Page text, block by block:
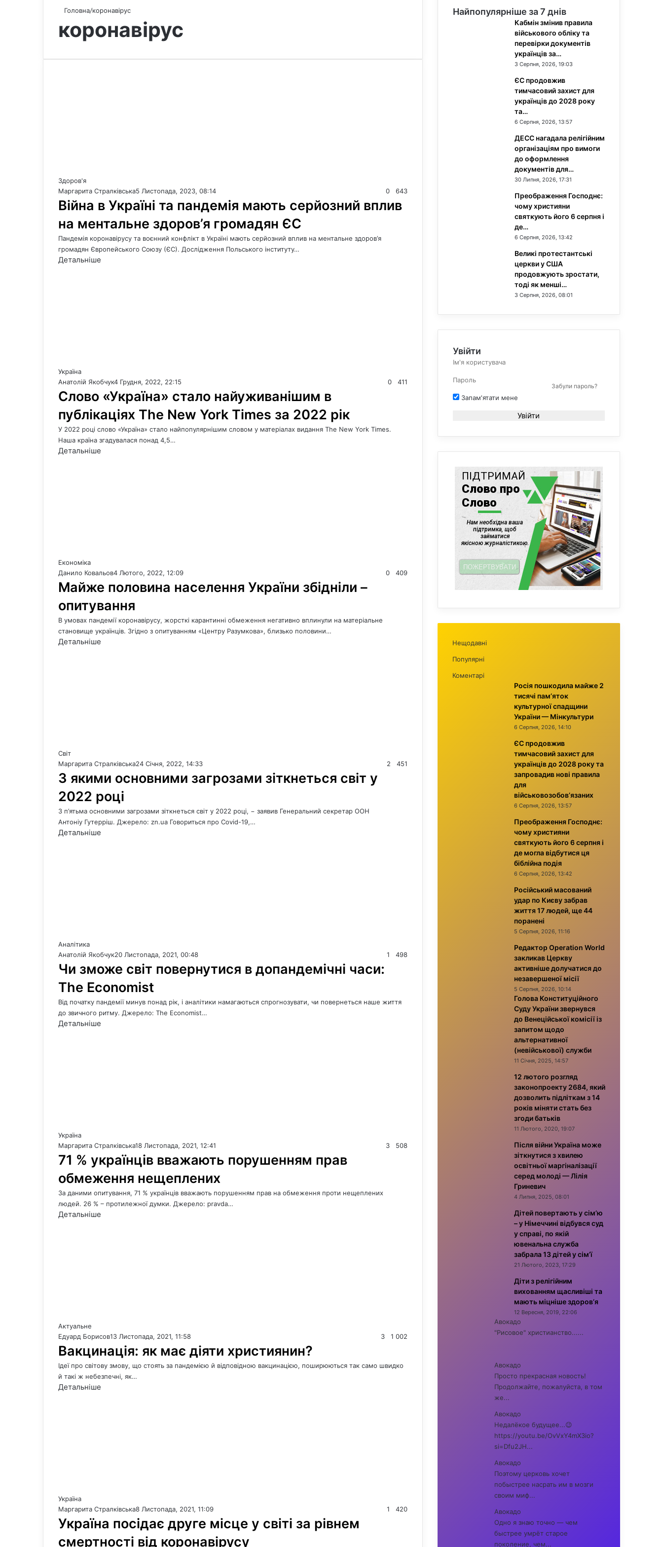
Головна/коронавірус
коронавірус
Здоров'я
Маргарита Стралківська5 Листопада, 2023, 08:14 0 643
Війна в Україні та пандемія мають серйозний вплив
на ментальне здоров’я громадян ЄС
Пандемія коронавірусу та воєнний конфлікт в Україні мають серйозний вплив на ментальне здоров’я
громадян Європейського Союзу (ЄС). Дослідження Польського інституту…
Детальніше
Україна
Анатолій Якобчук4 Грудня, 2022, 22:15 0 411
Слово «Україна» стало найуживанішим в
публікаціях The New York Times за 2022 рік
У 2022 році слово «Україна» стало найпопулярнішим словом у матеріалах видання The New York Times.
Наша країна згадувалася понад 4,5…
Детальніше
Економіка
Данило Ковальов4 Лютого, 2022, 12:09 0 409
Майже половина населення України збідніли –
опитування
В умовах пандемії коронавірусу, жорсткі карантинні обмеження негативно вплинули на матеріальне
становище українців. Згідно з опитуванням «Центру Разумкова», близько половини…
Детальніше
Світ
Маргарита Стралківська24 Січня, 2022, 14:33 2 451
З якими основними загрозами зіткнеться світ у
2022 році
З п’ятьма основними загрозами зіткнеться світ у 2022 році, − заявив Генеральний секретар ООН
Антоніу Гутерріш. Джерело: zn.ua Говориться про Covid-19,…
Детальніше
Аналітика
Анатолій Якобчук20 Листопада, 2021, 00:48 1 498
Чи зможе світ повернутися в допандемічні часи:
The Economist
Від початку пандемії минув понад рік, і аналітики намагаються спрогнозувати, чи повернеться наше життя
до звичного ритму. Джерело: The Economist…
Детальніше
Україна
Маргарита Стралківська18 Листопада, 2021, 12:41 3 508
71 % українців вважають порушенням прав
обмеження нещеплених
За даними опитування, 71 % українців вважають порушенням прав на обмеження проти нещеплених
людей. 26 % – протилежної думки. Джерело: pravda…
Детальніше
Актуальне
Едуард Борисов13 Листопада, 2021, 11:58 3 1 002
Вакцинація: як має діяти християнин?
Ідеї про світову змову, що стоять за пандемією й відповідною вакцинацією, поширюються так само швидко
й такі ж небезпечні, як…
Детальніше
Україна
Маргарита Стралківська8 Листопада, 2021, 11:09 1 420
Україна посідає друге місце у світі за рівнем
смертності від коронавірусу
Найпопулярніше за 7 днів
Кабмін змінив правила
військового обліку та
перевірки документів
українців за…
3 Серпня, 2026, 19:03
ЄС продовжив
тимчасовий захист для
українців до 2028 року
та…
6 Серпня, 2026, 13:57
ДЕСС нагадала релігійним
організаціям про вимоги
до оформлення
документів для…
30 Липня, 2026, 17:31
Преображення Господнє:
чому християни
святкують його 6 серпня і
де…
6 Серпня, 2026, 13:42
Великі протестантські
церкви у США
продовжують зростати,
тоді як менші…
3 Серпня, 2026, 08:01
Увійти
Забули пароль?
Запам'ятати мене
Увійти
Нещодавні
Популярні
Коментарі
Росія пошкодила майже 2
тисячі пам’яток
культурної спадщини
України — Мінкультури
6 Серпня, 2026, 14:10
ЄС продовжив
тимчасовий захист для
українців до 2028 року та
запровадив нові правила
для
військовозобов’язаних
6 Серпня, 2026, 13:57
Преображення Господнє:
чому християни
святкують його 6 серпня і
де могла відбутися ця
біблійна подія
6 Серпня, 2026, 13:42
Російський масований
удар по Києву забрав
життя 17 людей, ще 44
поранені
5 Серпня, 2026, 11:16
Редактор Operation World
закликав Церкву
активніше долучатися до
незавершеної місії
5 Серпня, 2026, 10:14
Голова Конституційного
Суду України звернувся
до Венеційської комісії із
запитом щодо
альтернативної
(невійськової) служби
11 Січня, 2025, 14:57
12 лютого розгляд
законопроекту 2684, який
дозволить підліткам з 14
років міняти стать без
згоди батьків
11 Лютого, 2020, 19:07
Після війни Україна може
зіткнутися з хвилею
освітньої маргіналізації
серед молоді — Лілія
Гриневич
4 Липня, 2025, 08:01
Дітей повертають у сім’ю
– у Німеччині відбувся суд
у справі, по якій
ювенальна служба
забрала 13 дітей у сім’ї
21 Лютого, 2023, 17:29
Діти з релігійним
вихованням щасливіші та
мають міцніше здоров’я
12 Вересня, 2019, 22:06
Авокадо
"Рисовое" христианство......
Авокадо
Просто прекрасная новость!
Продолжайте, пожалуйста, в том
же...
Авокадо
Недалёкое будущее...😉
https://youtu.be/OvVxY4mX3io?
si=Dfu2JH...
Авокадо
Поэтому церковь хочет
побыстрее насрать им в мозги
своим миф...
Авокадо
Одно я знаю точно — чем
быстрее умрёт старое
поколение, чем...